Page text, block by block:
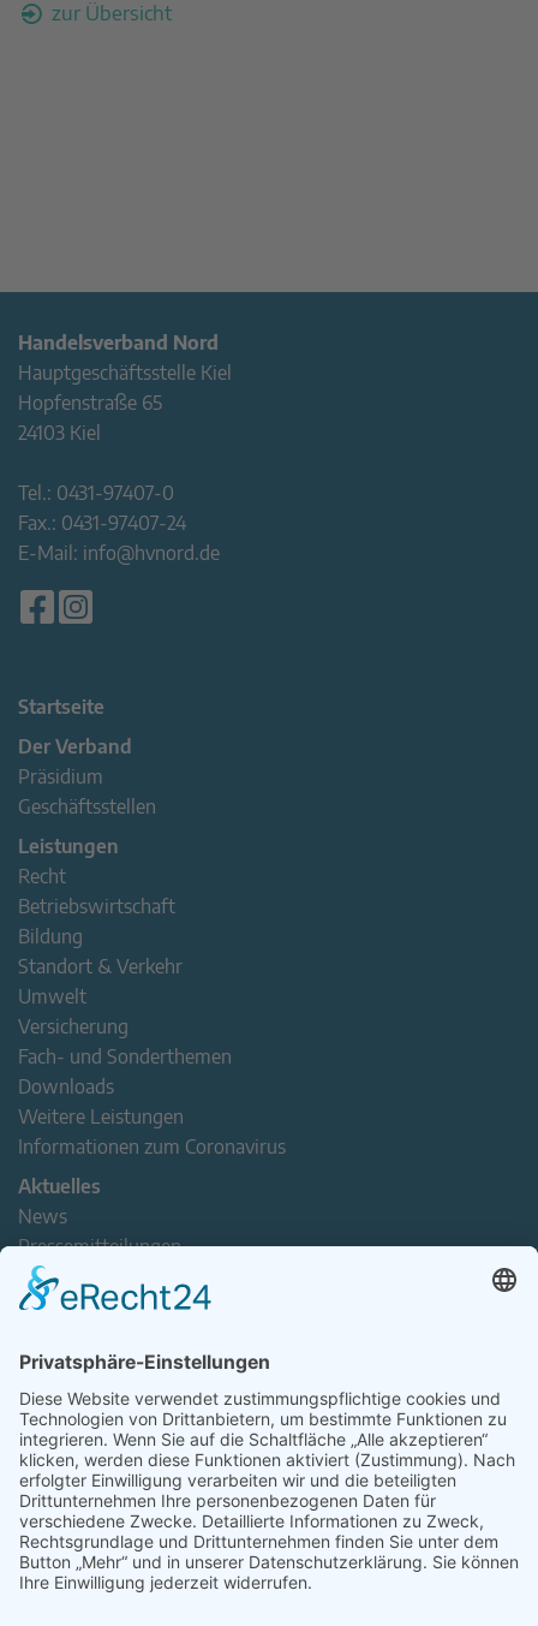
zur Übersicht
Handelsverband Nord
Hauptgeschäftsstelle Kiel
Hopfenstraße 65
24103 Kiel
Tel.: 0431-97407-0
Fax.: 0431-97407-24
E-Mail: info@hvnord.de
Startseite
Der Verband
Präsidium
Geschäftsstellen
Leistungen
Recht
Betriebswirtschaft
Bildung
Standort & Verkehr
Umwelt
Versicherung
Fach- und Sonderthemen
Downloads
Weitere Leistungen
Informationen zum Coronavirus
Aktuelles
News
Pressemitteilungen
Newsletter
Handel(n) im Norden – Mitgliederjournal
Verband erleben
Der Tag des Norddeutschen Handels
Jetzt Mitarbeitende nominieren – Personal Award 2026
handel2go – Podcast mit Kuhlage und Gästen
Veranstaltungen
Intern
Mitgliederbereich